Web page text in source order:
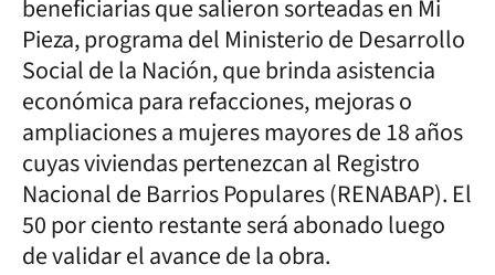
beneficiarias que salieron sorteadas en Mi
Pieza, programa del Ministerio de Desarrollo
Social de la Nación, que brinda asistencia
económica para refacciones, mejoras o
ampliaciones a mujeres mayores de 18 años
cuyas viviendas pertenezcan al Registro
Nacional de Barrios Populares (RENABAP). El
50 por ciento restante será abonado luego
de validar el avance de la obra.